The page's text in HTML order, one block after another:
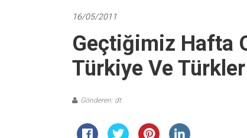
16/05/2011
Geçtiğimiz Hafta
Türkiye Ve
Gönderen: dt